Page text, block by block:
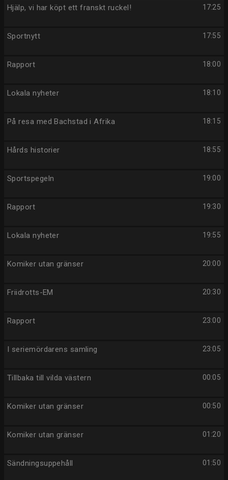
17:25
Hjälp, vi har köpt ett franskt ruckel!
17:55
Sportnytt
18:00
Rapport
18:10
Lokala nyheter
18:15
På resa med Bachstad i Afrika
18:55
Hårds historier
19:00
Sportspegeln
19:30
Rapport
19:55
Lokala nyheter
20:00
Komiker utan gränser
20:30
Friidrotts-EM
23:00
Rapport
23:05
I seriemördarens samling
00:05
Tillbaka till vilda västern
00:50
Komiker utan gränser
01:20
Komiker utan gränser
01:50
Sändningsuppehåll